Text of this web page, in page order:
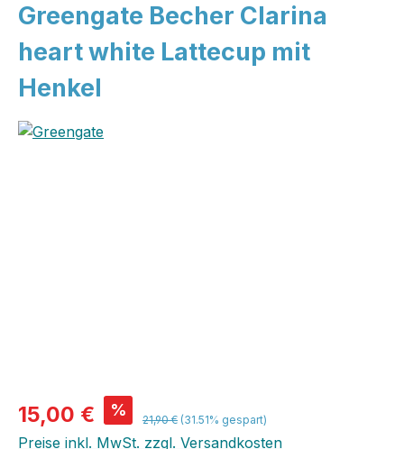
Greengate Becher Clarina
heart white Lattecup mit
Henkel
15,00 € %
21,90 € (31.51% gespart)
Preise inkl. MwSt. zzgl. Versandkosten